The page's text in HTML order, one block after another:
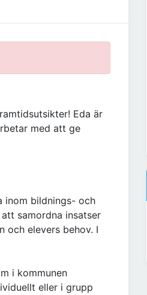
Eda är
med att ge
inom bildnings- och
samordna insatser
och elevers behov. I
i kommunen
eller i grupp